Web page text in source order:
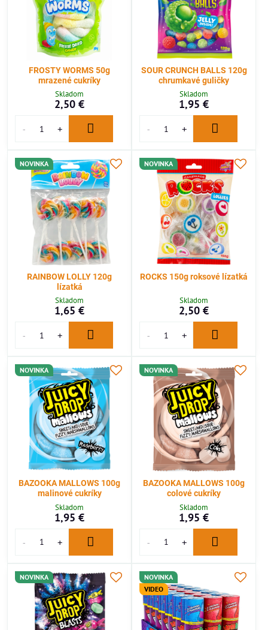
FROSTY WORMS 50g
mrazené cukríky
Skladom
2,50 €
SOUR CRUNCH BALLS 120g
chrumkavé guličky
Skladom
1,95 €
NOVINKA
RAINBOW LOLLY 120g
lízatká
Skladom
1,65 €
NOVINKA
ROCKS 150g roksové lízatká
Skladom
2,50 €
NOVINKA
BAZOOKA MALLOWS 100g
malinové cukríky
Skladom
1,95 €
NOVINKA
BAZOOKA MALLOWS 100g
colové cukríky
Skladom
1,95 €
NOVINKA
NOVINKA
VIDEO